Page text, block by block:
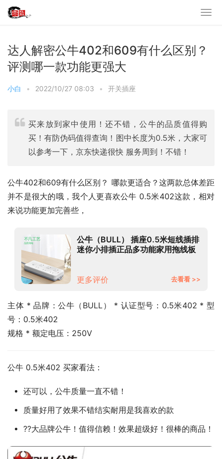
达人解密公牛402和609有什么区别？
评测哪一款功能更强大
小白 • 2022/10/27 08:03 • 开关插座
买来放到家中使用！还不错，公牛的品质值得购
买！有防伪码值得查询！图中长度为0.5米，大家可
以参考一下，京东快递很快 服务周到！不错！
公牛402和609有什么区别？ 哪款更适合？这两款总体差距
并不是很大的哦，我个人更喜欢公牛 0.5米402这款，相对
来说功能更加完善些，
公牛（BULL） 插座0.5米短线插排
迷你小排插正品多功能家用拖线板
更多评价
去看看 >>
主体 * 品牌：公牛（BULL） * 认证型号：0.5米402 * 型
号：0.5米402
规格 * 额定电压：250V
公牛 0.5米402 买家看法：
还可以，公牛质量一直不错！
质量好用了效果不错结实耐用是我喜欢的款
??大品牌公牛！值得信赖！效果超级好！很棒的商品！